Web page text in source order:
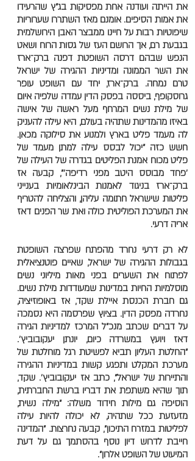
את הייתה ועודנה אחת מפסיקות בג"ץ שהרעידו
את אמות הסיפים. אומנם מאז השתררו שערוריות
שיפוטיות רבות על חיינו ממבצר האבן הירושלמית
בגבעת רם, אך הרושם העז של גסות הרוח ושאט
הנפש שבהם דרסה השופטת דפנה ברק־ארז
את השר הממונה ומדיניות ההגירה של ישראל
טרם נמחה. ברק־ארז, יחד עם השופט עופר
גרוסקופף, ביססה בפסק הדין עמדה שלפיה איום
של מילת נשים המרחף מעל ראשה של אישה
באיזו מהמדינות שתהיה בעולם, היא עילה להעניק
לה מעמד פליט בארץ ולמנוע את סילוקה מכאן.
חשש כזה "יכול לבסס עילה למתן מעמד של
פליט מכוח אמנת הפליטים בגדרה של העילה של
'פחד מבוסס היטב מפני רדיפה'", קבעה אז
ברק־ארז בניגוד לאמנות הבינלאומיות בענייני
פליטות שישראל חתומה עליהן, והצליחה להטריף
את המערכת הפוליטית כולה ואת שר הפנים דאז
אריה דרעי.
לא רק דרעי נחרד מהפתח שפרצה השופטת
בגבולות ההגירה של ישראל, שאיים פוטנציאלית
לפתוח את השערים בפני מאות מיליוני נשים
מוסלמיות החיות במדינות שמעודדות מילת נשים.
גם חברת הכנסת איילת שקד, אז באופוזיציה,
נחרדה מפסק הדין. בציוץ שפרסמה היא נסמכה
על דברים שכתב מנכ"ל המרכז למדיניות הגירה
דאז ויועץ במשרדה כיום, יונתן יעקובוביץ'.
"החלטת העליון תביא לפשיטת רגל מוחלטת של
מערכת המקלט ותפגע קשות במדיניות ההגירה
והתיירות של ישראל", כתב אז יעקובוביץ'. שקד,
תוך שהיא משתפת את דבריו ברשת החברתית,
הוסיפה גם מילות חידוד משלה: "מילה נשית,
מזעזעת ככל שתהיה, לא יכולה להיות עילה
לפליטות במזרח התיכון", קבעה נחרצות. "המדינה
חייבת לדרוש דיון נוסף בהסתמך גם על דעת
המיעוט של השופט אלרון".